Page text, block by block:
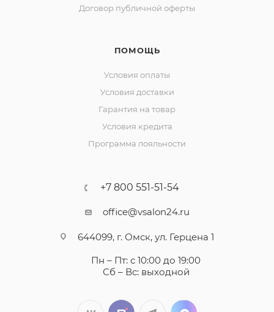
Договор публичной оферты
ПОМОЩЬ
Условия оплаты
Условия доставки
Гарантия на товар
Условия кредита
Программа лояльности
+7 800 551-51-54
office@vsalon24.ru
644099, г. Омск, ул. Герцена 1
Пн – Пт: с 10:00 до 19:00
Сб – Вс: выходной